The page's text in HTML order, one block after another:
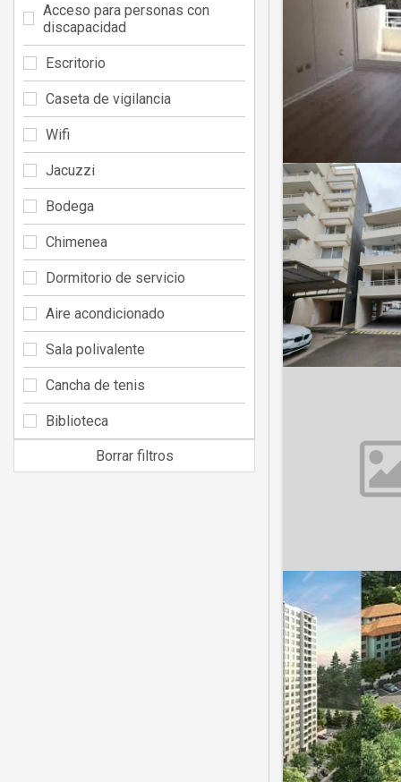
Acceso para personas con
discapacidad
Escritorio
Caseta de vigilancia
Wifi
Jacuzzi
Bodega
Chimenea
Dormitorio de servicio
Aire acondicionado
Sala polivalente
Cancha de tenis
Biblioteca
Borrar filtros